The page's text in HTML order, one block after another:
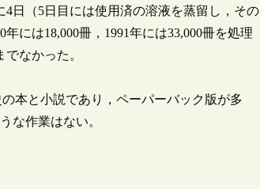
日（5日目には使用済の溶液を蒸留し，その
には18,000冊，1991年には33,000冊を処理
なかった。
本と小説であり，ペーパーバック版が多
な作業はない。